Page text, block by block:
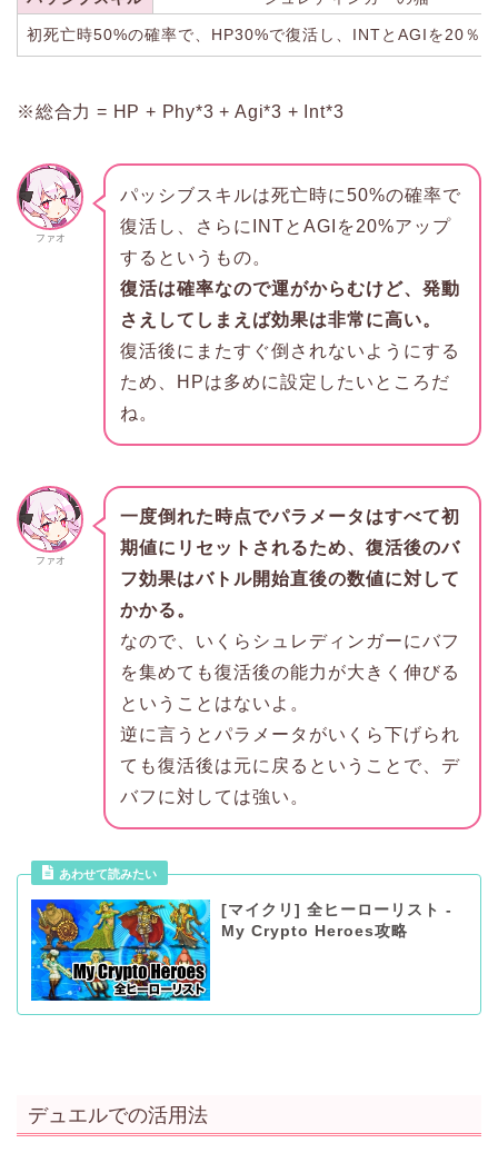
初死亡時50%の確率で、HP30%で復活し、INTとAGIを20％
※総合力 = HP + Phy*3 + Agi*3 + Int*3
ファオ
パッシブスキルは死亡時に50%の確率で
復活し、さらにINTとAGIを20%アップ
するというもの。
復活は確率なので運がからむけど、発動
さえしてしまえば効果は非常に高い。
復活後にまたすぐ倒されないようにする
ため、HPは多めに設定したいところだ
ね。
ファオ
一度倒れた時点でパラメータはすべて初
期値にリセットされるため、復活後のバ
フ効果はバトル開始直後の数値に対して
かかる。
なので、いくらシュレディンガーにバフ
を集めても復活後の能力が大きく伸びる
ということはないよ。
逆に言うとパラメータがいくら下げられ
ても復活後は元に戻るということで、デ
バフに対しては強い。
あわせて読みたい
[マイクリ] 全ヒーローリスト -
My Crypto Heroes攻略
デュエルでの活用法